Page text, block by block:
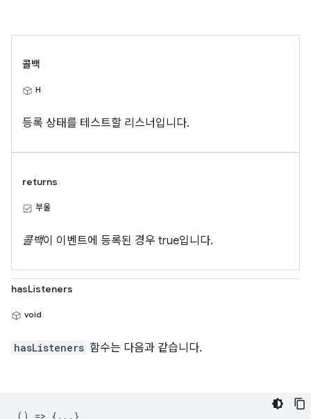
콜백
H
등록 상태를 테스트할 리스너입니다.
returns
부울
콜백이 이벤트에 등록된 경우 true입니다.
hasListeners
void
hasListeners 함수는 다음과 같습니다.
() => {...}